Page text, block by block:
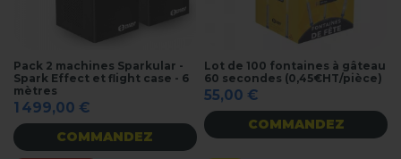
Pack 2 machines Sparkular -
Spark Effect et flight case - 6
mètres
1 499,00 €
COMMANDEZ
Lot de 100 fontaines à gâteau
60 secondes (0,45€HT/pièce)
55,00 €
COMMANDEZ